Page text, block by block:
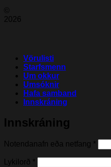
©
2026
Vörulisti
Starfsmenn
Um okkur
Umsóknir
Hafa samband
Innskráning
Innskráning
Notendanafn eða netfang *
Lykilorð *